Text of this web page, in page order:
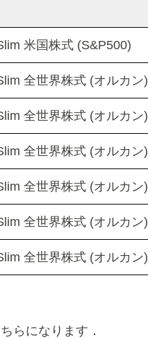
米国株式 (S&P500)
全世界株式 (オルカン)
全世界株式 (オルカン)
全世界株式 (オルカン)
全世界株式 (オルカン)
全世界株式 (オルカン)
全世界株式 (オルカン)
らになります．